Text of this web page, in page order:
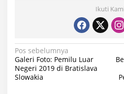
Ikuti Kami
N
a
v
Pos sebelumnya
Galeri Foto: Pemilu Luar
Negeri 2019 di Bratislava
Slowakia